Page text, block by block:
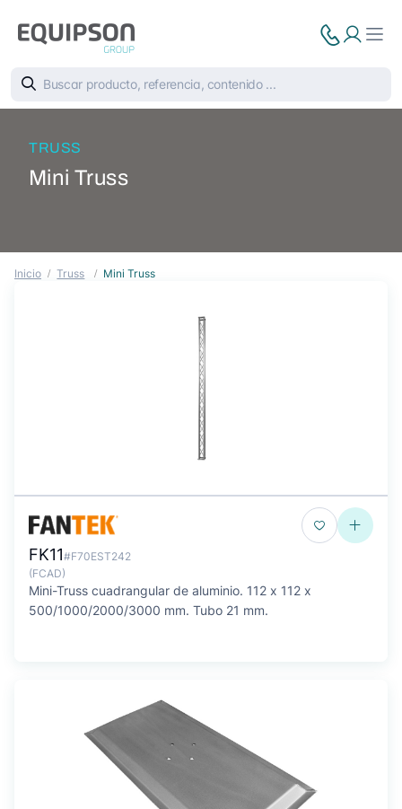
TRUSS
Mini Truss
Inicio Truss Mini Truss
FK11#F70EST242
(FCAD)
Mini-Truss cuadrangular de aluminio. 112 x 112 x
500/1000/2000/3000 mm. Tubo 21 mm.